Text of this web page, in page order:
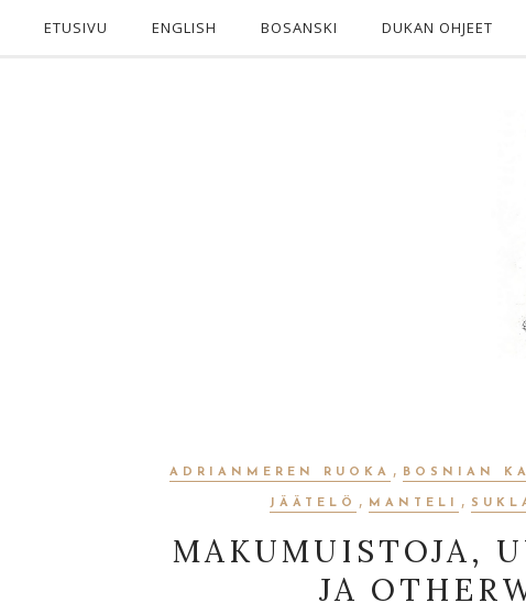
ETUSIVU ENGLISH BOSANSKI DUKAN OHJEET
ADRIANMEREN RUOKA , BOSNIAN
JÄÄTELÖ , MANTELI ,
MAKUMUISTOJA,
JA